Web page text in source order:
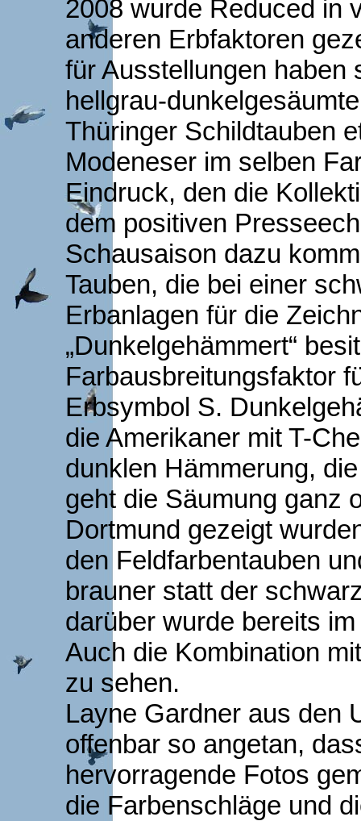
2008 wurde Reduced in
anderen Erbfaktoren
für Ausstellungen haben
hellgrau-
Thüringer Schildtauben
Modeneser im selben
Eindruck, den die
dem positiven
Schausaison dazu
Tauben, die bei einer
Erbanlagen für die
„Dunkelgehämmert“
Farbausbreitungsfaktor
Erbsymbol S.
die Amerikaner mit T-
dunklen Hämmerung,
geht die Säumung ganz
Dortmund gezeigt
den Feldfarbentauben
brauner statt der
darüber wurde bereits
Auch die Kombination
zu sehen.
Layne Gardner aus den
offenbar so angetan,
hervorragende Fotos
die Farbenschläge und